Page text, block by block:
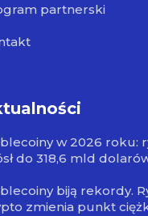
partnerski
w 2026 roku:
do 318,6 mld
biją rekordy.
zmienia punkt